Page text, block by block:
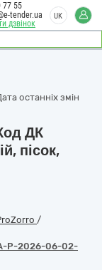
дзвінок
77 55
tender.ua
UK
останніх змін
ДК
пісок,
/
P-2026-06-02-